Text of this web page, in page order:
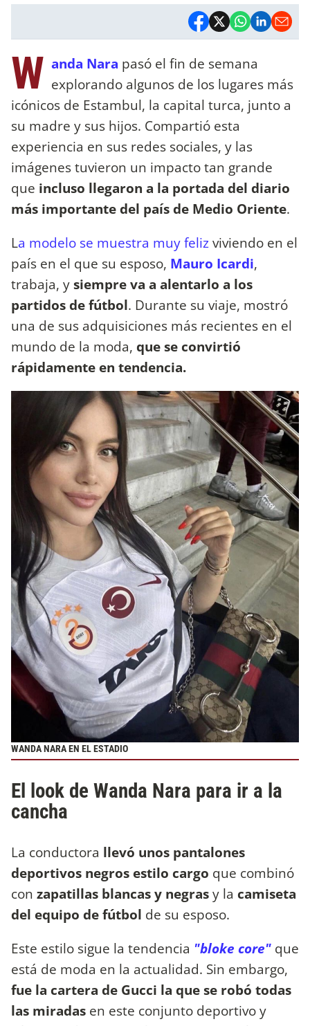
W anda Nara pasó el fin de semana
explorando algunos de los lugares más
icónicos de Estambul, la capital turca, junto a
su madre y sus hijos. Compartió esta
experiencia en sus redes sociales, y las
imágenes tuvieron un impacto tan grande
que incluso llegaron a la portada del diario
más importante del país de Medio Oriente.
La modelo se muestra muy felizviviendo en el
país en el que su esposo, Mauro Icardi,
trabaja, ysiempre va a alentarlo a los
partidos de fútbol. Durante su viaje, mostró
una de sus adquisiciones más recientes en el
mundo de la moda, que se convirtió
rápidamente en tendencia.
WANDA NARA EN EL ESTADIO
El look de Wanda Nara para ir a la
cancha
La conductora llevó unos pantalones
deportivos negros estilo cargo que combinó
con zapatillas blancas y negrasy la camiseta
del equipo de fútbol de su esposo.
Este estilo sigue la tendencia "bloke core" que
está de moda en la actualidad. Sin embargo,
fue la cartera de Gucci la que se robó todas
las miradas en este conjunto deportivo y